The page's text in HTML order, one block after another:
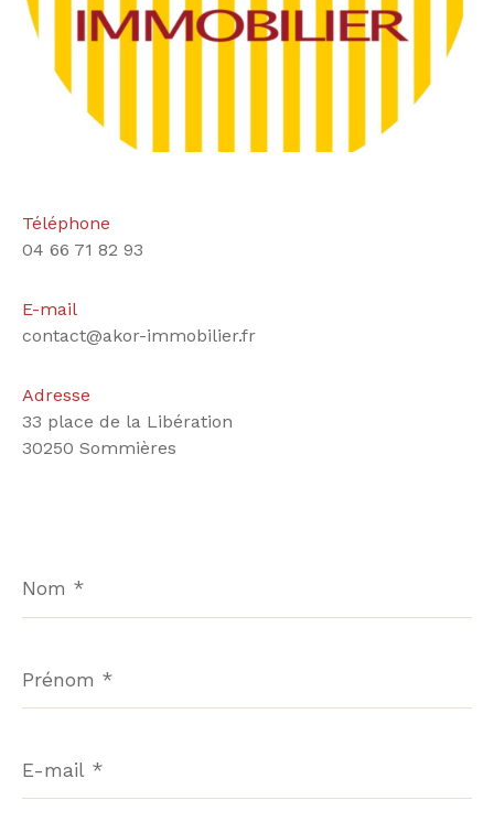
Téléphone
04 66 71 82 93
E-mail
contact@akor-immobilier.fr
Adresse
33 place de la Libération
30250 Sommières
*
*
mail
*